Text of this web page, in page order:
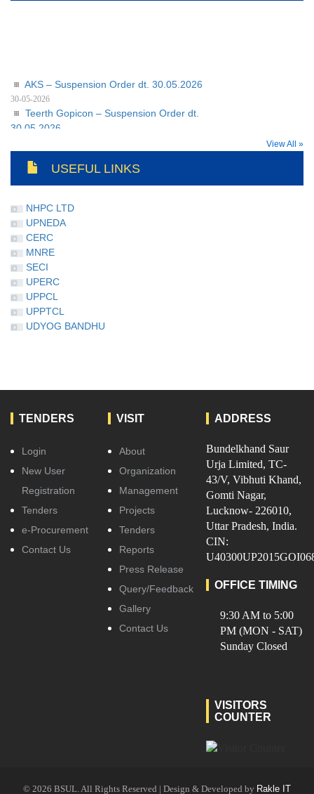
AKS – Suspension Order dt. 30.05.2026
30-05-2026
Teerth Gopicon – Suspension Order dt.
30.05.2026
View All »
USEFUL LINKS
NHPC LTD
UPNEDA
CERC
MNRE
SECI
UPERC
UPPCL
UPPTCL
UDYOG BANDHU
TENDERS
Login
New User
Registration
Tenders
e-Procurement
Contact Us
VISIT
About
Organization
Management
Projects
Tenders
Reports
Press Release
Query/Feedback
Gallery
Contact Us
ADDRESS
Bundelkhand Saur
Urja Limited, TC-
43/V, Vibhuti Khand,
Gomti Nagar,
Lucknow- 226010,
Uttar Pradesh, India.
CIN:
OFFICE TIMING
9:30 AM to 5:00
PM (MON - SAT)
Sunday Closed
VISITORS
COUNTER
© 2026 BSUL. All Rights Reserved | Design & Developed by Rakle IT